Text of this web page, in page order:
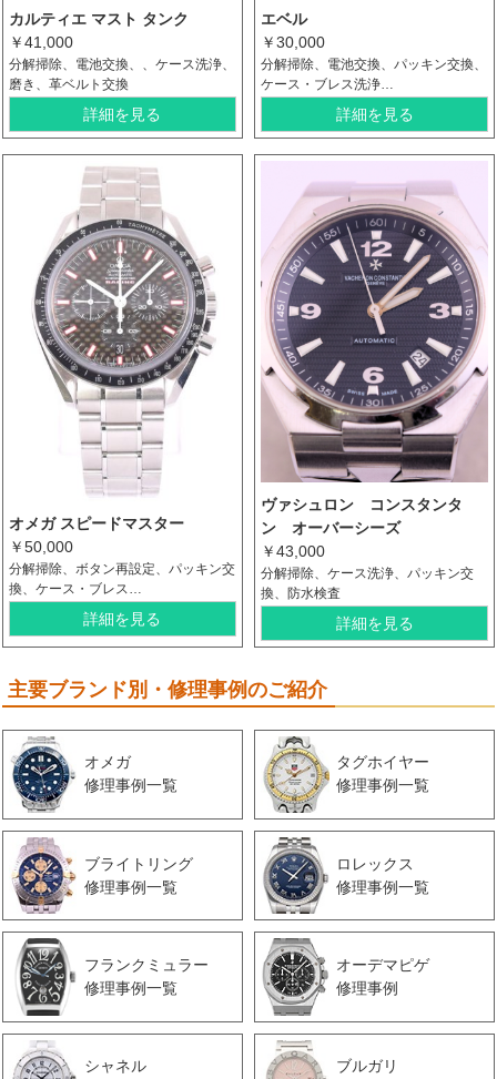
カルティエ マスト タンク
￥41,000
分解掃除、電池交換、、ケース洗浄、
磨き、革ベルト交換
詳細を見る
エベル
￥30,000
分解掃除、電池交換、パッキン交換、
ケース・ブレス洗浄…
詳細を見る
オメガ スピードマスター
￥50,000
分解掃除、ボタン再設定、パッキン交
換、ケース・ブレス…
詳細を見る
ヴァシュロン コンスタンタ
ン オーバーシーズ
￥43,000
分解掃除、ケース洗浄、パッキン交
換、防水検査
詳細を見る
主要ブランド別・修理事例のご紹介
オメガ
修理事例一覧
タグホイヤー
修理事例一覧
ブライトリング
修理事例一覧
ロレックス
修理事例一覧
フランクミュラー
修理事例一覧
オーデマピゲ
修理事例
シャネル
ブルガリ